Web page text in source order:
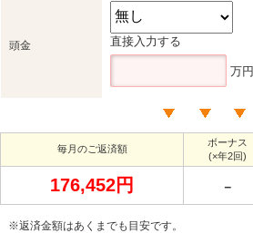
頭金 直接入力する
万円
毎月のご返済額
ボーナス
(×年2回)
176,452円 －
※返済金額はあくまでも目安です。